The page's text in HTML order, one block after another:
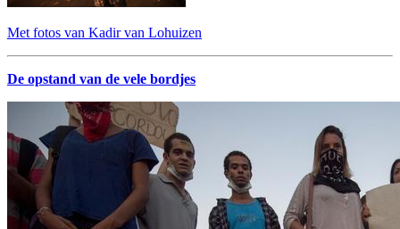
Met fotos van Kadir van Lohuizen
De opstand van de vele bordjes